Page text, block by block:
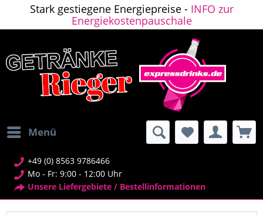
Stark gestiegene Energiepreise - INFO zur
Energiekostenpauschale
Menü
+49 (0) 8563 9786466
Mo - Fr: 9:00 - 12:00 Uhr
Unsere Liefergebiete / Bestellinformationen